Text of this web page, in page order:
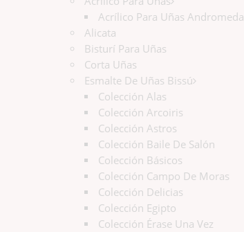
Acrílico Para Uñas Andromeda
Alicata
Bisturí Para Uñas
Corta Uñas
Esmalte De Uñas Bissú
Colección Alas
Colección Arcoiris
Colección Astros
Colección Baile De Salón
Colección Básicos
Colección Campo De Moras
Colección Delicias
Colección Egipto
Colección Érase Una Vez